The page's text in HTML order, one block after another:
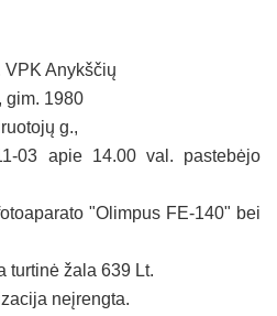
VPK Anykščių
gim. 1980
g.,
03 apie 14.00 val. pastebėjo
"Olimpus FE-140" bei
turtinė žala 639 Lt.
neįrengta.